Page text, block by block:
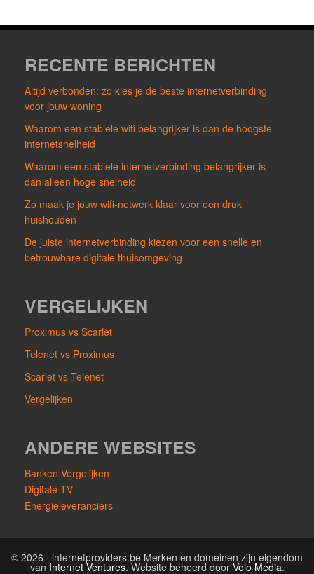
RECENTE BERICHTEN
Altijd verbonden: zo kies je de beste internetverbinding
voor jouw woning
Waarom een stabiele wifi belangrijker is dan de hoogste
internetsnelheid
Waarom een stabiele internetverbinding belangrijker is
dan alleen hoge snelheid
Zo maak je jouw wifi-netwerk klaar voor een druk
huishouden
De juiste internetverbinding kiezen voor een snelle en
betrouwbare digitale thuisomgeving
VERGELIJKEN
Proximus vs Scarlet
Telenet vs Proximus
Scarlet vs Telenet
Vergelijken
ANDERE WEBSITES
Banken Vergelijken
Digitale TV
Energieleveranciers
© 2026 · internetproviders.be Merken en domeinen zijn eigendom
van Internet Ventures. Website beheerd door Volo Media.